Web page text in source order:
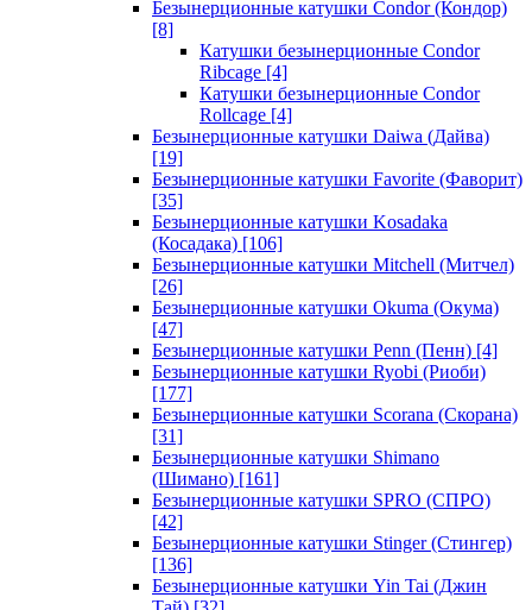
Безынерционные катушки Condor (Кондор)
[8]
Катушки безынерционные Condor
Ribcage [4]
Катушки безынерционные Condor
Rollcage [4]
Безынерционные катушки Daiwa (Дайва)
[19]
Безынерционные катушки Favorite (Фаворит)
[35]
Безынерционные катушки Kosadaka
(Косадака) [106]
Безынерционные катушки Mitchell (Митчел)
[26]
Безынерционные катушки Okuma (Окума)
[47]
Безынерционные катушки Penn (Пенн) [4]
Безынерционные катушки Ryobi (Риоби)
[177]
Безынерционные катушки Scorana (Скорана)
[31]
Безынерционные катушки Shimano
(Шимано) [161]
Безынерционные катушки SPRO (СПРО)
[42]
Безынерционные катушки Stinger (Стингер)
[136]
Безынерционные катушки Yin Tai (Джин